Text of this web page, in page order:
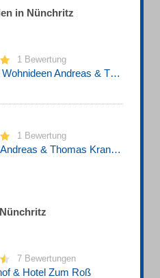
in Nünchritz
1 Bewertung
Küchen & Wohnideen Andreas & Thomas Kranke GbR
1 Bewertung
Tischlerei Andreas & Thomas Kranke GbR.
7 Bewertungen
& Hotel Zum Roß